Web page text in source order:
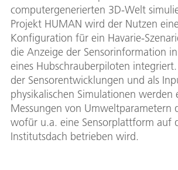
computergenerierten 3D-Welt
Projekt HUMAN wird der Nutzen
Konfiguration für ein Havarie-
die Anzeige der Sensorinformation
eines Hubschrauberpiloten
der Sensorentwicklungen und als
physikalischen Simulationen werden
Messungen von Umweltparametern
wofür u.a. eine Sensorplattform auf
Institutsdach betrieben wird.